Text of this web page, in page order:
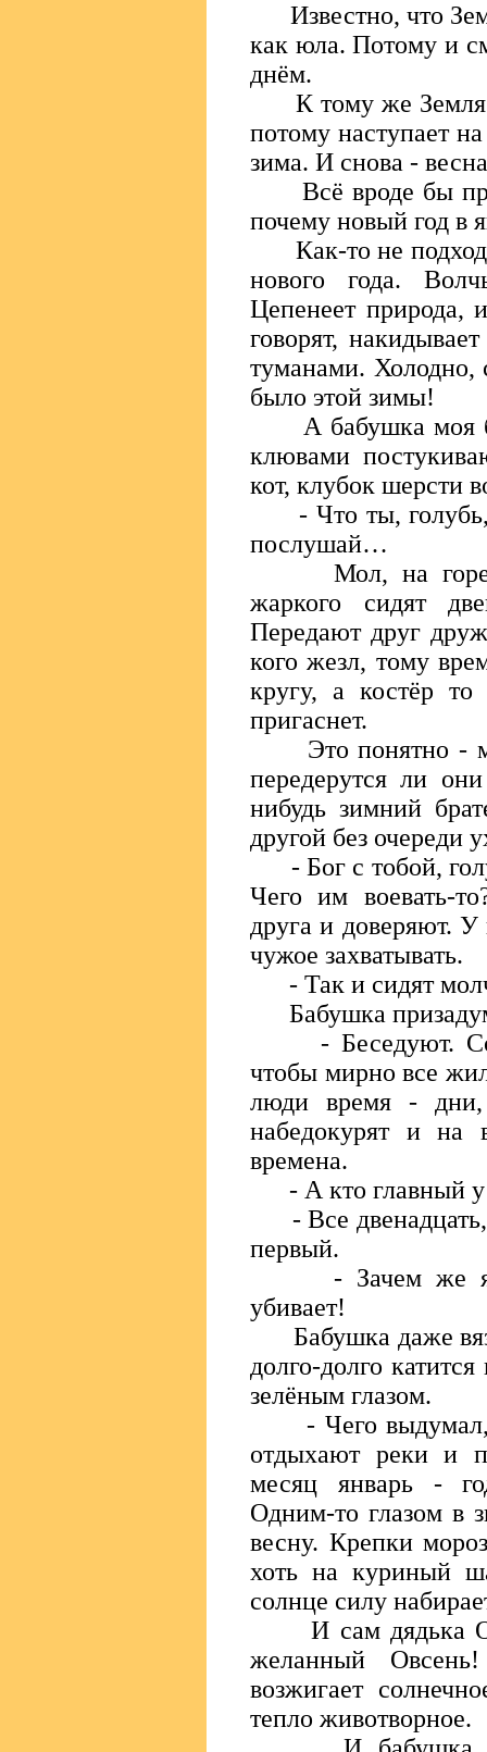
Известно, что
как юла. Потому и
днём.
К тому же Земля
потому наступает
зима. И снова -
Всё вроде бы
почему новый год в
Как-то не
нового года.
Цепенеет природа,
говорят,
туманами.
было этой зимы!
А бабушка моя
клювами
кот, клубок шерсти
- Что ты, голубь,
послушай…
Мол, на горе
жаркого сидят
Передают друг
кого жезл, тому
кругу, а костёр то
пригаснет.
Это понятно -
передерутся ли
нибудь зимний
другой без очереди
- Бог с тобой,
Чего им воевать-
друга и доверяют.
чужое захватывать.
- Так и сидят
Бабушка
- Беседуют.
чтобы мирно все
люди время -
набедокурят и на
времена.
- А кто главный у
- Все двенадцать,
первый.
- Зачем же
убивает!
Бабушка даже
долго-долго
зелёным глазом.
- Чего выдумал,
отдыхают реки и
месяц январь -
Одним-то глазом в
весну. Крепки
хоть на куриный
солнце силу
И сам дядька
желанный
возжигает
тепло животворное.